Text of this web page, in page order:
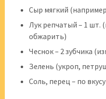
Сыр мягкий
Лук репчатый – 1 шт.
обжарить)
Чеснок – 2 зубчика
Зелень (укроп,
Соль, перец – по вкусу